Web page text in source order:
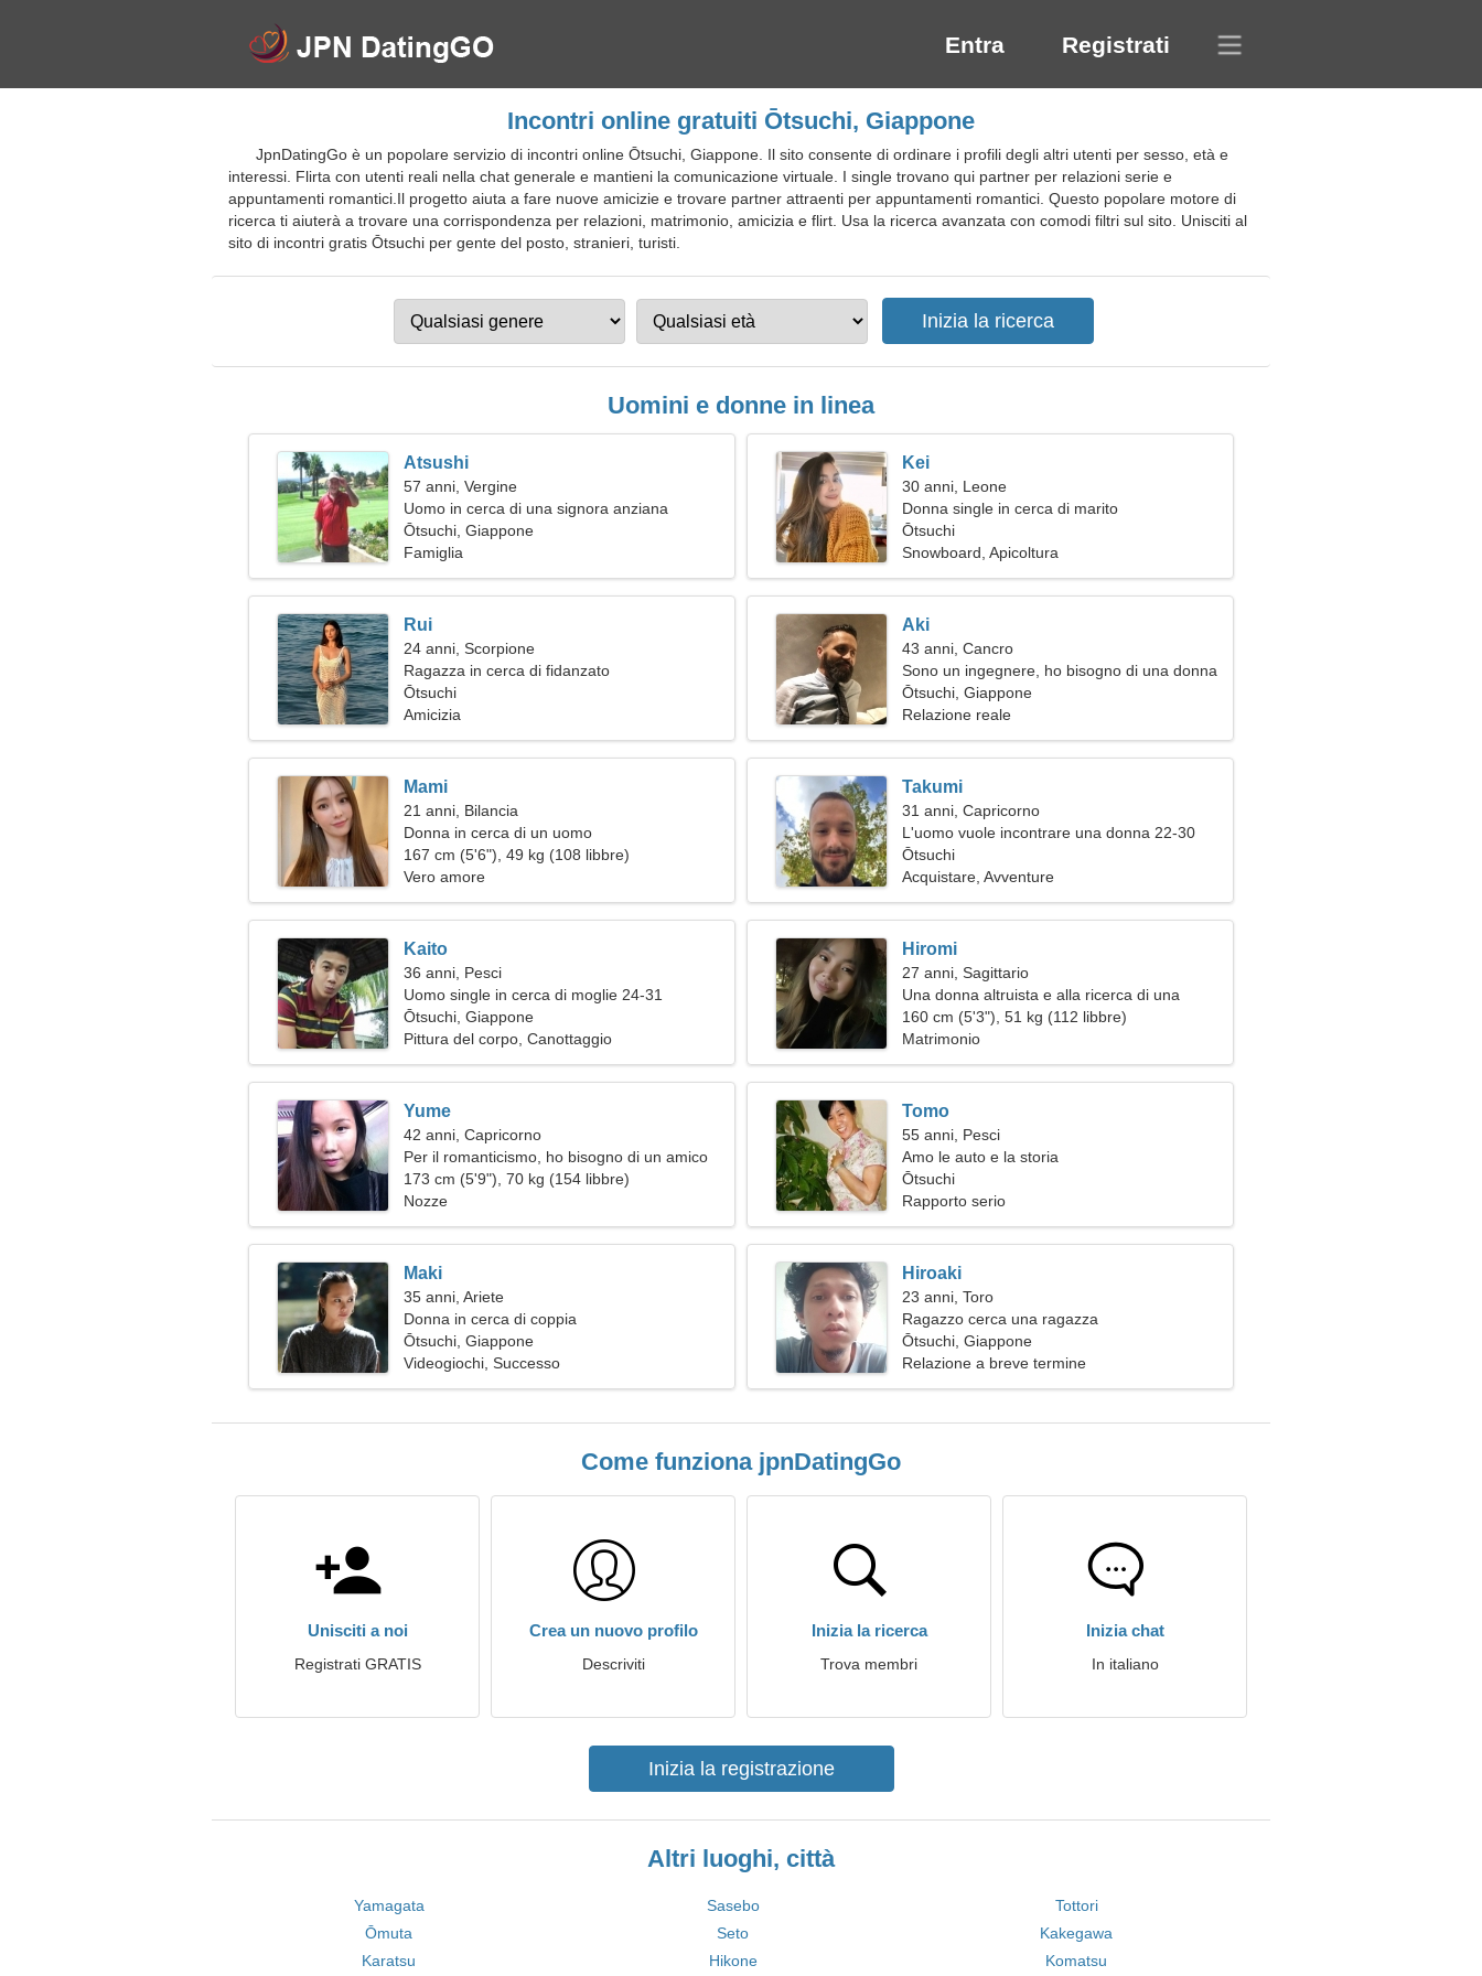
Entra Registrati
Incontri online gratuiti Ōtsuchi, Giappone
JpnDatingGo è un popolare servizio di incontri online Ōtsuchi, Giappone. Il sito consente di ordinare i profili degli altri utenti per sesso, età e
interessi. Flirta con utenti reali nella chat generale e mantieni la comunicazione virtuale. I single trovano qui partner per relazioni serie e
appuntamenti romantici.Il progetto aiuta a fare nuove amicizie e trovare partner attraenti per appuntamenti romantici. Questo popolare motore di
ricerca ti aiuterà a trovare una corrispondenza per relazioni, matrimonio, amicizia e flirt. Usa la ricerca avanzata con comodi filtri sul sito. Unisciti al
sito di incontri gratis Ōtsuchi per gente del posto, stranieri, turisti.
Uomini e donne in linea
Atsushi
57 anni, Vergine
Uomo in cerca di una signora anziana
Ōtsuchi, Giappone
Famiglia
Kei
30 anni, Leone
Donna single in cerca di marito
Ōtsuchi
Snowboard, Apicoltura
Rui
24 anni, Scorpione
Ragazza in cerca di fidanzato
Ōtsuchi
Amicizia
Aki
43 anni, Cancro
Sono un ingegnere, ho bisogno di una donna
meravigliosa
Ōtsuchi, Giappone
Relazione reale
Mami
21 anni, Bilancia
Donna in cerca di un uomo
167 cm (5'6"), 49 kg (108 libbre)
Vero amore
Takumi
31 anni, Capricorno
L'uomo vuole incontrare una donna 22-30
Ōtsuchi
Acquistare, Avventure
Kaito
36 anni, Pesci
Uomo single in cerca di moglie 24-31
Ōtsuchi, Giappone
Pittura del corpo, Canottaggio
Hiromi
27 anni, Sagittario
Una donna altruista e alla ricerca di una
relazione d'amore
160 cm (5'3"), 51 kg (112 libbre)
Matrimonio
Yume
42 anni, Capricorno
Per il romanticismo, ho bisogno di un amico
coraggioso
173 cm (5'9"), 70 kg (154 libbre)
Nozze
Tomo
55 anni, Pesci
Amo le auto e la storia
Ōtsuchi
Rapporto serio
Maki
35 anni, Ariete
Donna in cerca di coppia
Ōtsuchi, Giappone
Videogiochi, Successo
Hiroaki
23 anni, Toro
Ragazzo cerca una ragazza
Ōtsuchi, Giappone
Relazione a breve termine
Come funziona jpnDatingGo
Unisciti a noi
Registrati GRATIS
Crea un nuovo profilo
Descriviti
Inizia la ricerca
Trova membri
Inizia chat
In italiano
Inizia la registrazione
Altri luoghi, città
Yamagata Sasebo
Tottori
Ōmuta
Seto
Kakegawa
Karatsu
Hikone Komatsu